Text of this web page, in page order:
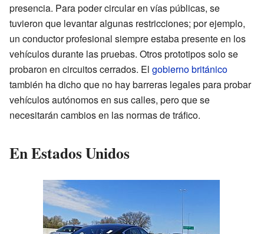
presencia. Para poder circular en vías públicas, se
tuvieron que levantar algunas restricciones; por ejemplo,
un conductor profesional siempre estaba presente en los
vehículos durante las pruebas. Otros prototipos solo se
probaron en circuitos cerrados. El gobierno británico
también ha dicho que no hay barreras legales para probar
vehículos autónomos en sus calles, pero que se
necesitarán cambios en las normas de tráfico.
En Estados Unidos